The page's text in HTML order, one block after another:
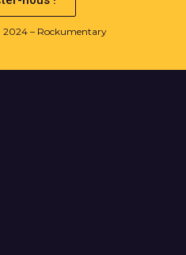
2024 – Rockumentary